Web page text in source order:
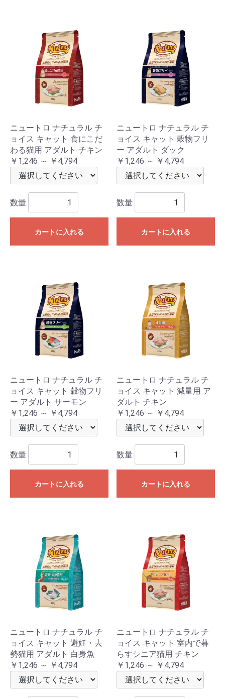
ニュートロ ナチュラル チ
ョイス キャット 食にこだ
わる猫用 アダルト チキン
￥1,246 ～ ￥4,794
数量
カートに入れる
ニュートロ ナチュラル チ
ョイス キャット 穀物フリ
ー アダルト ダック
￥1,246 ～ ￥4,794
数量
カートに入れる
ニュートロ ナチュラル チ
ョイス キャット 穀物フリ
ー アダルト サーモン
￥1,246 ～ ￥4,794
数量
カートに入れる
ニュートロ ナチュラル チ
ョイス キャット 減量用 ア
ダルト チキン
￥1,246 ～ ￥4,794
数量
カートに入れる
ニュートロ ナチュラル チ
ョイス キャット 避妊・去
勢猫用 アダルト 白身魚
￥1,246 ～ ￥4,794
ニュートロ ナチュラル チ
ョイス キャット 室内で暮
らすシニア猫用 チキン
￥1,246 ～ ￥4,794